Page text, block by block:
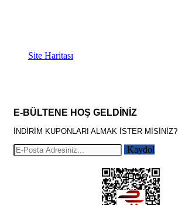
Site Haritası
E-BÜLTENE HOŞ GELDİNİZ
İNDİRİM KUPONLARI ALMAK İSTER MİSİNİZ?
Kaydol